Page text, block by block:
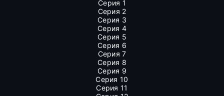
Серия 1
Серия 2
Серия 3
Серия 4
Серия 5
Серия 6
Серия 7
Серия 8
Серия 9
Серия 10
Серия 11